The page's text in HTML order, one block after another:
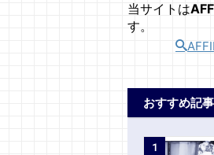
当サイトは
す。
おすすめ記
1